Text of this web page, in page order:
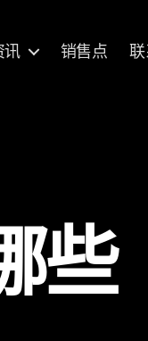
讯 销售点
些